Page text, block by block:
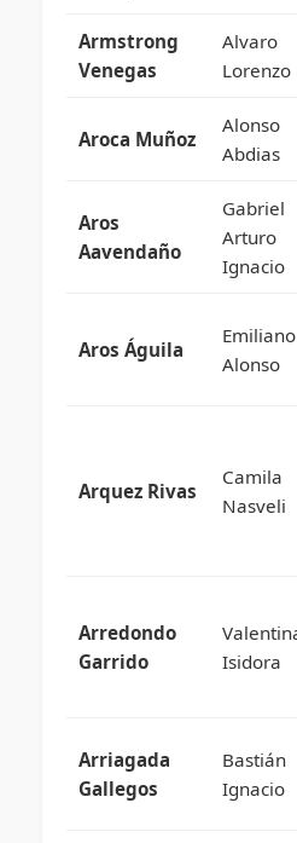
Armstrong
Venegas
Alvaro
Lorenzo
Aroca Muñoz
Alonso
Abdias
Aros
Aavendaño
Gabriel
Arturo
Ignacio
Aros Águila
Emiliano
Alonso
Arquez Rivas
Camila
Nasveli
Arredondo
Garrido
Isidora
Arriagada
Gallegos
Bastián
Ignacio